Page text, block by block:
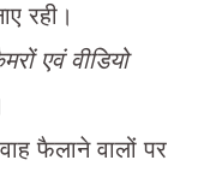
रही।
एवं वीडियो
फैलाने वालों पर